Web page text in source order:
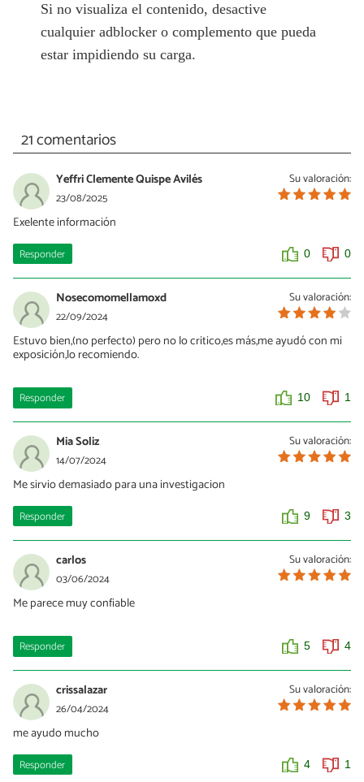
Si no visualiza el contenido, desactive
cualquier adblocker o complemento que pueda
estar impidiendo su carga.
21 comentarios
Su valoración:
Yeffri Clemente Quispe Avilés
23/08/2025
Exelente información
Responder 0 0
Su valoración:
Nosecomomellamoxd
22/09/2024
Estuvo bien,(no perfecto) pero no lo critico,es más,me ayudó con mi
exposición,lo recomiendo.
Responder 10 1
Su valoración:
Mia Soliz
14/07/2024
Me sirvio demasiado para una investigacion
Responder 9 3
Su valoración:
carlos
03/06/2024
Me parece muy confiable
Responder 5 4
Su valoración:
crissalazar
26/04/2024
me ayudo mucho
Responder 4 1